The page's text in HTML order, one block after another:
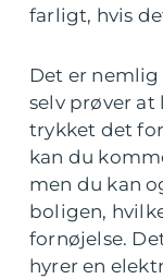
farligt, hvis
Det er
selv prøver at
trykket det
kan du
men du kan
boligen,
fornøjelse.
hyrer en